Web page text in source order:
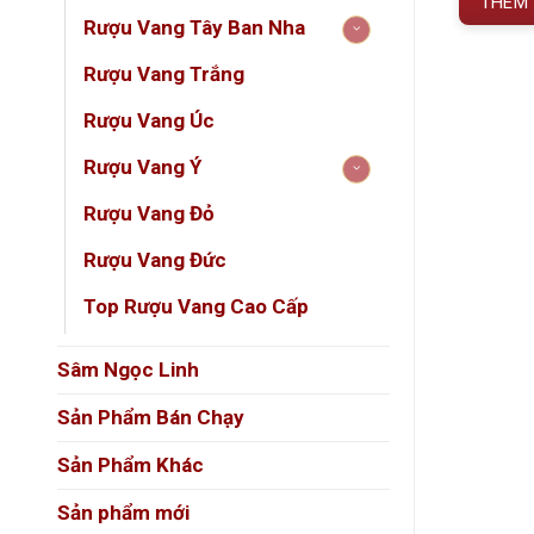
Rượu Vang Tây Ban Nha
Rượu Vang Trắng
Rượu Vang Úc
Rượu Vang Ý
Rượu Vang Đỏ
Rượu Vang Đức
Top Rượu Vang Cao Cấp
Sâm Ngọc Linh
Sản Phẩm Bán Chạy
Sản Phẩm Khác
Sản phẩm mới
phong